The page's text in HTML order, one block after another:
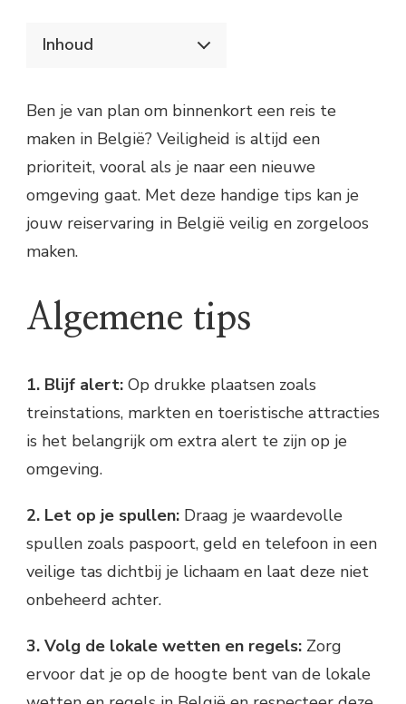
Inhoud
Vervoerstips
Accommodatietips
Noodsituaties
Ben je van plan om binnenkort een reis te
maken in België? Veiligheid is altijd een
prioriteit, vooral als je naar een nieuwe
omgeving gaat. Met deze handige tips kan je
jouw reiservaring in België veilig en zorgeloos
maken.
Algemene tips
1. Blijf alert: Op drukke plaatsen zoals
treinstations, markten en toeristische attracties
is het belangrijk om extra alert te zijn op je
omgeving.
2. Let op je spullen: Draag je waardevolle
spullen zoals paspoort, geld en telefoon in een
veilige tas dichtbij je lichaam en laat deze niet
onbeheerd achter.
3. Volg de lokale wetten en regels: Zorg
ervoor dat je op de hoogte bent van de lokale